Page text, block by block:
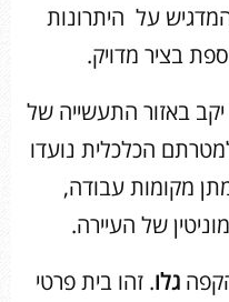
המדגיש על היתרונות
בציר מדויק.
באזור התעשייה של
הכלכלית נועדו
מקומות עבודה,
של העיירה.
גלו. זהו בית פרטי